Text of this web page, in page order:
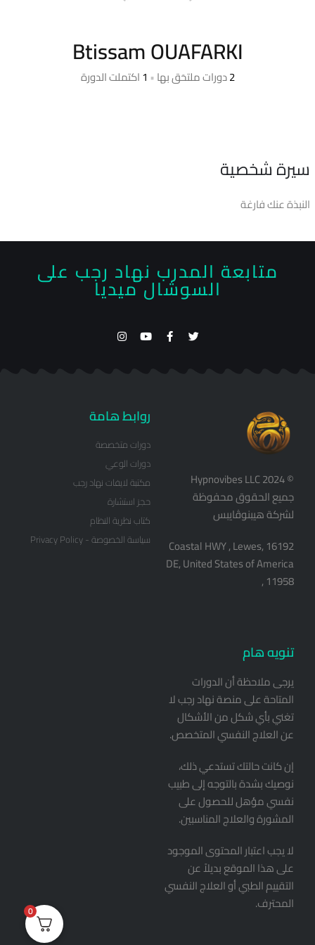
Btissam OUAFARKI
2دورات ملتحَق بها•
1اكتملت الدورة
سيرة شخصية
النبذة عنك فارغة
متابعة المدرب نهاد رجب على
السوشال ميديا
© Hypnovibes LLC 2024
جميع الحقوق محفوظة
لشركة هيبنوڤايبس
16192 Coastal HWY , Lewes,
DE, United States of America
, 11958
روابط هامة
دورات متخصصة
دورات الوعي
مكتبة لايفات نهاد رجب
حجز استشارة
كتاب نظرية النظام
سياسة الخصوصة - Privacy Policy
تنويه هام
يرجى ملاحظة أن الدورات
المتاحة على منصة نهاد رجب لا
تغني بأي شكل من الأشكال
عن العلاج النفسي المتخصص.
إن كانت حالتك تستدعي ذلك،
نوصيك بشدة بالتوجه إلى طبيب
نفسي مؤهل للحصول على
المشورة والعلاج المناسبين.
لا يجب اعتبار المحتوى الموجود
على هذا الموقع بديلاً عن
التقييم الطبي أو العلاج النفسي
المحترف.
0